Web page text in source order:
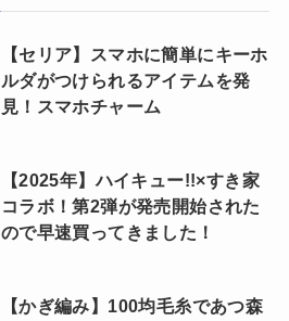
【セリア】スマホに簡単にキーホ
ルダがつけられるアイテムを発
見！スマホチャーム
【2025年】ハイキュー!!×すき家
コラボ！第2弾が発売開始された
ので早速買ってきました！
【かぎ編み】100均毛糸であつ森